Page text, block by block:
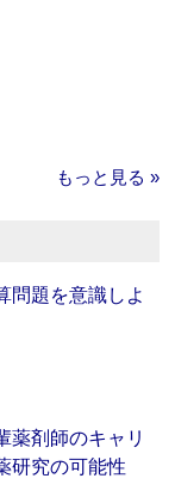
もっと見る »
問題を意識しよ
薬剤師のキャリ
研究の可能性